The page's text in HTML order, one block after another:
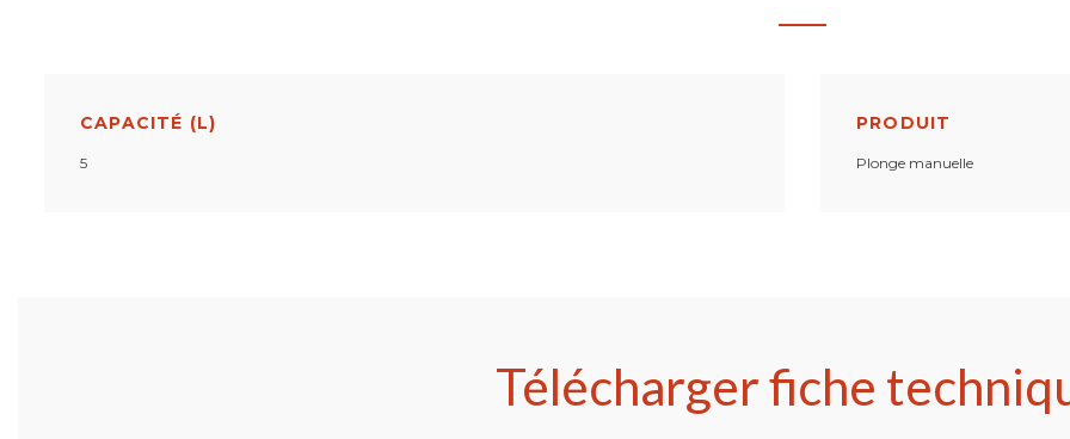
CAPACITÉ (L)
5
PRODUIT
Plonge manuelle
Télécharger fiche